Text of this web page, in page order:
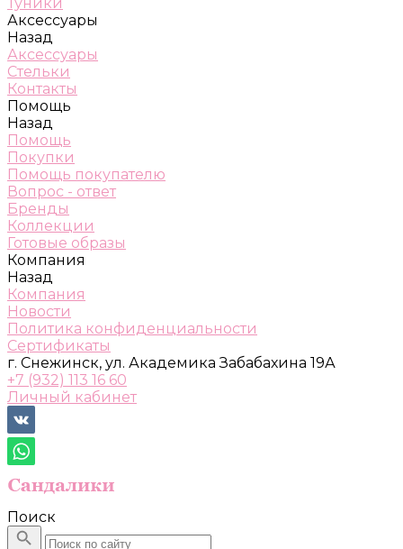
Аксессуары
Назад
Аксессуары
Стельки
Контакты
Помощь
Назад
Помощь
Покупки
Помощь покупателю
Вопрос - ответ
Бренды
Коллекции
Готовые образы
Компания
Назад
Компания
Новости
Политика конфиденциальности
Сертификаты
г. Снежинск, ул. Академика Забабахина 19А
+7 (932) 113 16 60
Личный кабинет
Поиск